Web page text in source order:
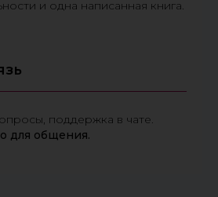
и одна написанная книга.
поддержка в чате.
для общения.